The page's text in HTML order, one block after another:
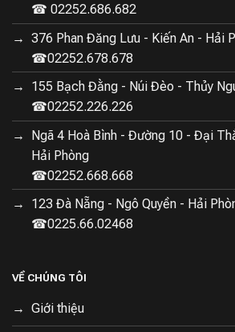
☎ 02252.686.682
376 Phan Đăng Lưu - Kiến An - Hải
☎02252.678.678
155 Bạch Đằng - Núi Đèo - Thủy
☎02252.226.226
Ngã 4 Hoà Bình - Đường 10 - Đại
Hải Phòng
☎02252.668.668
123 Đà Nẵng - Ngô Quyền - Hải
☎0225.66.02468
VỀ CHÚNG TÔI
Giới thiệu